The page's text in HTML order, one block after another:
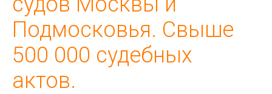
Подмосковья. Свыше
500 000 судебных
актов.